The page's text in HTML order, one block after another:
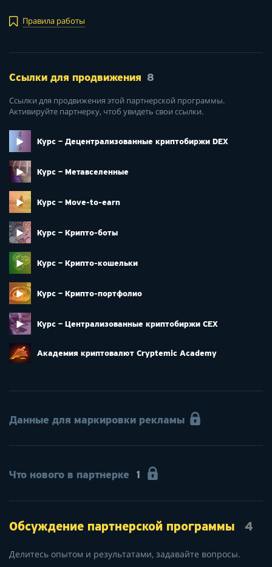
Правила работы
Ссылки для продвижения 8
Ссылки для продвижения этой партнерской программы.
Активируйте партнерку, чтоб увидеть свои ссылки.
Курс – Децентрализованные криптобиржи DEX
Курс – Метавселенные
Курс – Move-to-earn
Курс – Крипто-боты
Курс – Крипто-кошельки
Курс – Крипто-портфолио
Курс – Централизованные криптобиржи CEX
Академия криптовалют Cryptemic Academy
Данные для маркировки рекламы
Что нового в партнерке 1
Обсуждение партнерской программы 4
Делитесь опытом и результатами, задавайте вопросы.